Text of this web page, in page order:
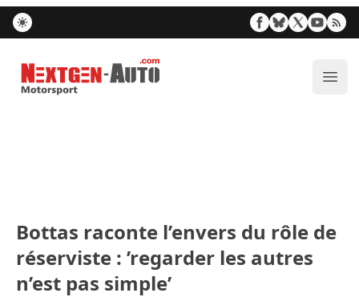
Nextgen-Auto.com
Bottas raconte l’envers du rôle de
réserviste : ’regarder les autres
n’est pas simple’